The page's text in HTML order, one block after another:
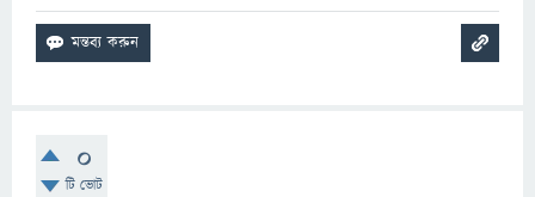
0
টি ভোট